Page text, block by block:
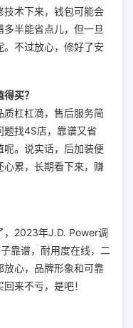
技术下来，钱包可能会
半能省点儿，但一旦
。不过放心，修好了安
买？
质杠杠滴，售后服务简
题找4S店，靠谱又省
呢。说实话，后加装便
心累，长期看下来，赚
，2023年J.D. Power调
靠谱，耐用度在线，二
放心，品牌形象和可靠
来不亏，是吧！